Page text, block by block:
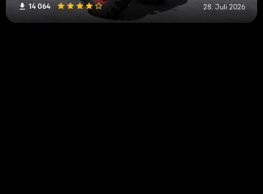
14 064 28. Juli 2026